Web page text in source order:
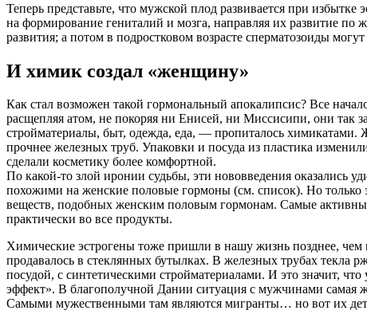
Теперь представьте, что мужской плод развивается при
на формирование гениталий и мозга, направляя их развитие
развития; а потом в подростковом возрасте сперматозоиды
И химик создал «женщину»
Как стал возможен такой гормональный апокалипсис? Все
расщепляя атом, не покоряя ни Енисей, ни Миссисипи, они так
стройматериалы, быт, одежда, еда, — пропиталось химикатами.
прочнее железных труб. Упаковки и посуда из пластика
сделали косметику более комфортной.
По какой-то злой иронии судьбы, эти нововведения оказались
похожими на женские половые гормоны (см. список). Но только
веществ, подобных женским половым гормонам. Самые активные
практически во все продукты.
Химические эстрогены тоже пришли в нашу жизнь позднее, чем
продавалось в стеклянных бутылках. В железных трубах текла
посудой, с синтетическими стройматериалами. И это значит,
эффект». В благополучной Дании ситуация с мужчинами самая
Самыми мужественными там являются мигранты… но вот их